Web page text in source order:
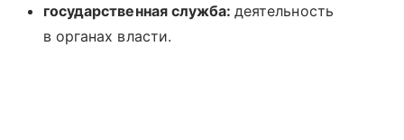
государственная служба:деятельность
в органах власти.